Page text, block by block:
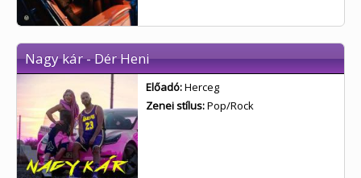
Nagy kár - Dér Heni
Előadó:Herceg
Zenei stílus:Pop/Rock